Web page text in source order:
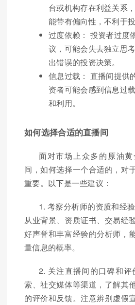
台或机构存在利益关系
能带有偏向性，不利于
过度依赖： 投资者过度
议，可能会失去独立思
出错误的投资决策。
信息过载： 直播间提供
资者可能会感到信息过
和利用。
如何选择合适的直播间
面对市场上众多的原油
间，如何选择一个合适的，对
重要。以下是一些建议：
1. 考察分析师的资质和经
从业背景、资质证书、交易经
好声誉和丰富经验的分析师，
量信息的概率。
2. 关注直播间的口碑和评
索、社交媒体等渠道，了解其
的评价和反馈。注意辨别虚假